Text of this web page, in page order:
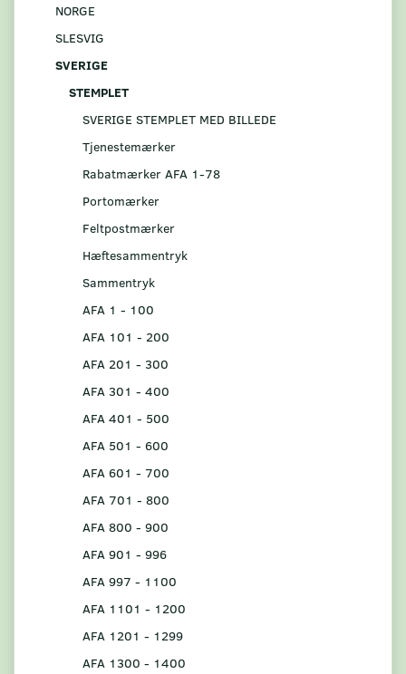
NORGE
SLESVIG
SVERIGE
STEMPLET
SVERIGE STEMPLET MED BILLEDE
Tjenestemærker
Rabatmærker AFA 1-78
Portomærker
Feltpostmærker
Hæftesammentryk
Sammentryk
AFA 1 - 100
AFA 101 - 200
AFA 201 - 300
AFA 301 - 400
AFA 401 - 500
AFA 501 - 600
AFA 601 - 700
AFA 701 - 800
AFA 800 - 900
AFA 901 - 996
AFA 997 - 1100
AFA 1101 - 1200
AFA 1201 - 1299
AFA 1300 - 1400